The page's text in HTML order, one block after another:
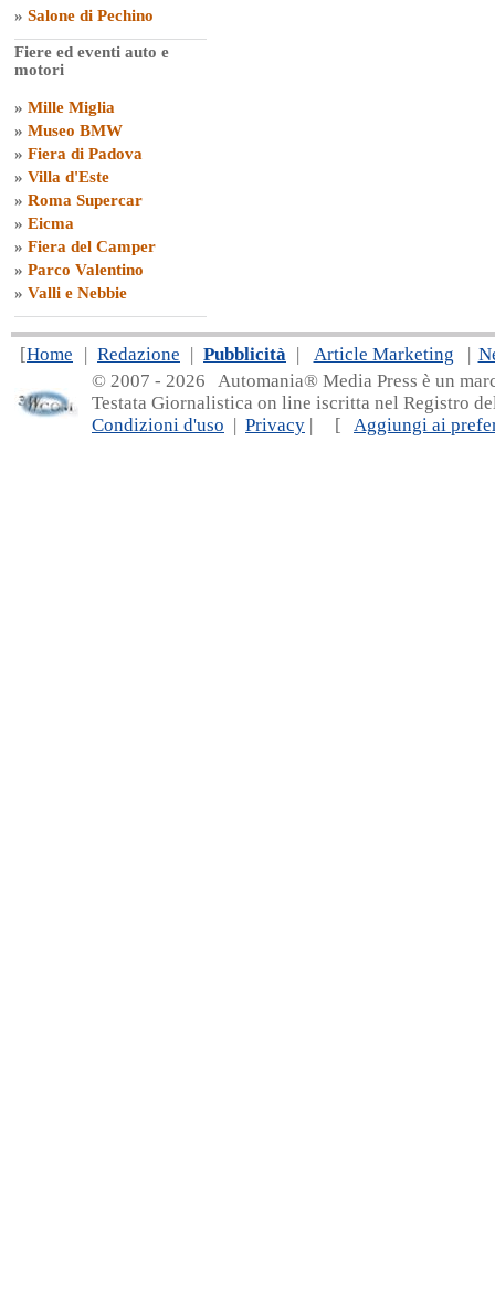
» Salone di Pechino
Fiere ed eventi auto e
motori
» Mille Miglia
» Museo BMW
» Fiera di Padova
» Villa d'Este
» Roma Supercar
» Eicma
» Fiera del Camper
» Parco Valentino
» Valli e Nebbie
[Home | Redazione | Pubblicità | Article Marketing |
© 2007 - 2026 Automania® Media Press è un
Testata Giornalistica on line iscritta nel Registro
Condizioni d'uso | Privacy | [ Aggiungi ai